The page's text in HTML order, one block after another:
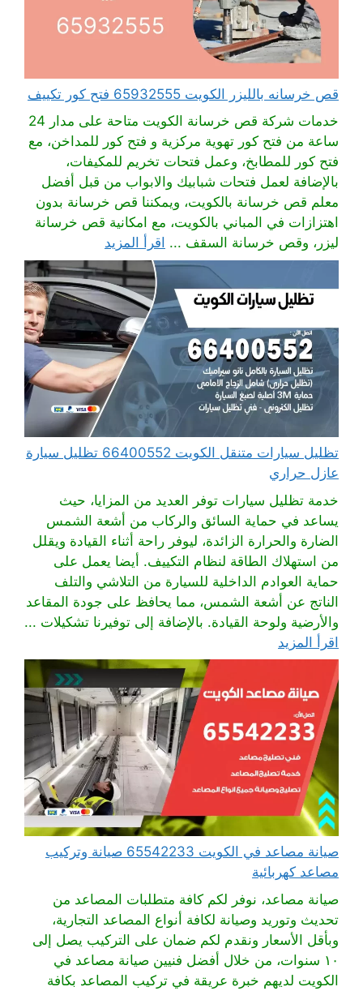
قص خرسانه بالليزر الكويت 65932555 فتح كور تكييف
خدمات شركة قص خرسانة الكويت متاحة على مدار 24
ساعة من فتح كور تهوية مركزية و فتح كور للمداخن، مع
فتح كور للمطابخ، وعمل فتحات تخريم للمكيفات،
بالإضافة لعمل فتحات شبابيك والابواب من قبل أفضل
معلم قص خرسانة بالكويت، ويمكننا قص خرسانة بدون
اهتزازات في المباني بالكويت، مع امكانية قص خرسانة
ليزر، وقص خرسانة السقف ... اقرأ المزيد
تظليل سيارات متنقل الكويت 66400552 تظليل سيارة
عازل حراري
خدمة تظليل سيارات توفر العديد من المزايا، حيث
يساعد في حماية السائق والركاب من أشعة الشمس
الضارة والحرارة الزائدة، ليوفر راحة أثناء القيادة ويقلل
من استهلاك الطاقة لنظام التكييف. أيضا يعمل على
حماية العوادم الداخلية للسيارة من التلاشي والتلف
الناتج عن أشعة الشمس، مما يحافظ على جودة المقاعد
والأرضية ولوحة القيادة. بالإضافة إلى توفيرنا تشكيلات ...
اقرأ المزيد
صيانة مصاعد في الكويت 65542233 صيانة وتركيب
مصاعد كهربائية
صيانة مصاعد، نوفر لكم كافة متطلبات المصاعد من
تحديث وتوريد وصيانة لكافة أنواع المصاعد التجارية،
وبأقل الأسعار ونقدم لكم ضمان على التركيب يصل إلى
١٠ سنوات، من خلال أفضل فنيين صيانة مصاعد في
الكويت لديهم خبرة عريقة في تركيب المصاعد بكافة